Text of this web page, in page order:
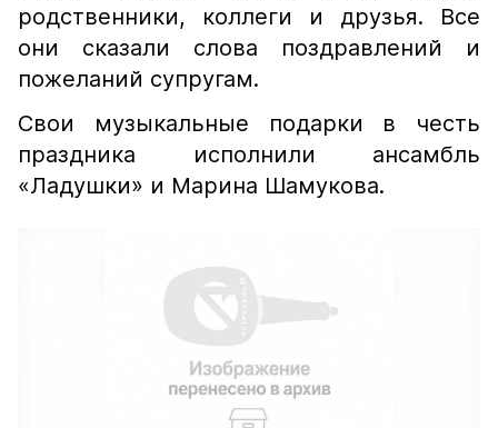
родственники, коллеги и друзья. Все
они сказали слова поздравлений и
пожеланий супругам.
Свои музыкальные подарки в честь
праздника исполнили ансамбль
«Ладушки» и Марина Шамукова.